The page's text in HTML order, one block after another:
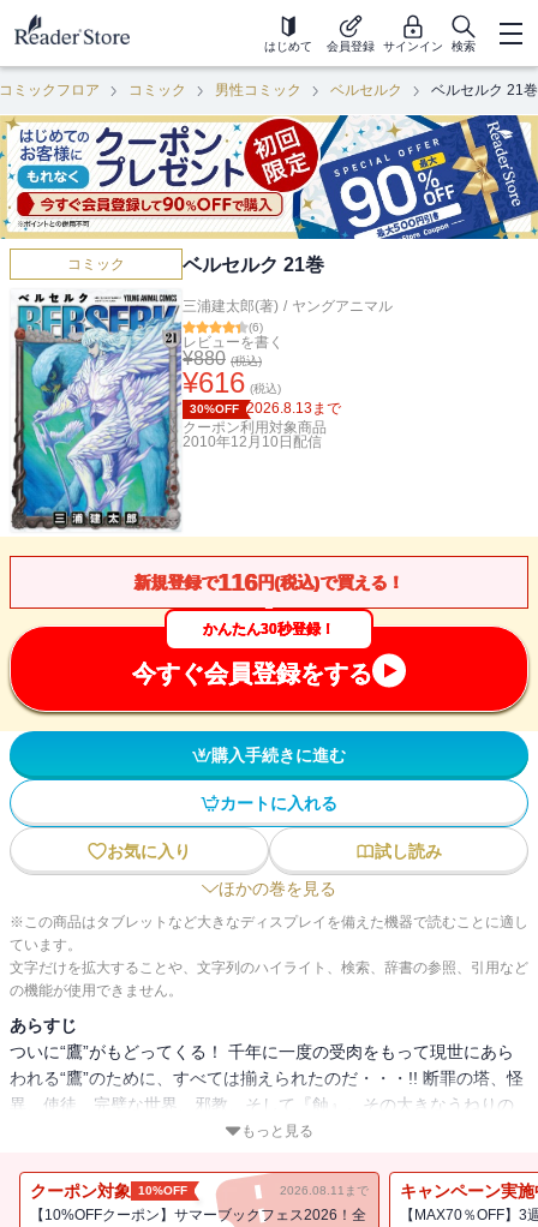
はじめて 会員登録 サインイン 検索
コミックフロア コミック 男性コミック ベルセルク ベルセルク 21巻
コミック ベルセルク 21巻
三浦建太郎(著) / ヤングアニマル
(6)
レビューを書く
¥880 (税込)
¥616 (税込)
30%OFF 2026.8.13まで
クーポン利用対象商品
2010年12月10日 配信
新規登録で116円(税込)で買える！
かんたん30秒登録！
今すぐ会員登録をする
購入手続きに進む
カートに入れる
お気に入り
試し読み
ほかの巻を見る
※この商品はタブレットなど大きなディスプレイを備えた機器で読むことに適し
ています。
文字だけを拡大することや、文字列のハイライト、検索、辞書の参照、引用など
の機能が使用できません。
あらすじ
ついに“鷹”がもどってくる！ 千年に一度の受肉をもって現世にあら
われる“鷹”のために、すべては揃えられたのだ・・・!! 断罪の塔、怪
異、使徒、完璧な世界、邪教、そして『蝕』。その大きなうねりの
前には、ガッツの運命すら因果の中なのか!? 断罪編完結！
もっと見る
クーポン対象 10%OFF 2026.08.11まで
【10%OFFクーポン】サマーブックフェス2026！全
キャンペーン実施
【MAX70％OFF】3